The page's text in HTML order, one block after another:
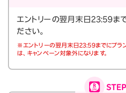
エントリーの翌月末日23:59ま
ださい。
※エントリーの翌月末日23:59までにプラ
は、キャンペーン対象外になります。